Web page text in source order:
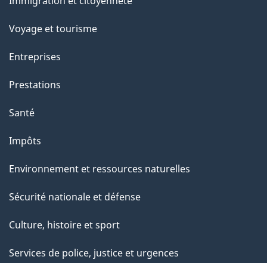
t
t
a
e
sujets
Voyage et tourisme
Entreprises
Prestations
Santé
Impôts
Environnement et ressources naturelles
Sécurité nationale et défense
Culture, histoire et sport
Services de police, justice et urgences